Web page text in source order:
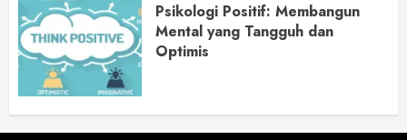
Psikologi Positif: Membangun
Mental yang Tangguh dan
Optimis